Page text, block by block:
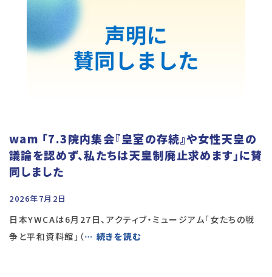
wam 「7.3院内集会『皇室の存続』や女性天皇の
議論を認めず、私たちは天皇制廃止求めます」に賛
同しました
2026年7月2日
日本YWCAは6月27日、アクティブ・ミュージアム「女たちの戦
争と平和資料館」（… 続きを読む